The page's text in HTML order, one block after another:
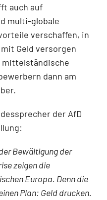
auch auf
multi-globale
verschaffen, in
Geld versorgen
mittelständische
dann am
der AfD
Bewältigung der
zeigen die
Europa. Denn die
Plan: Geld drucken.